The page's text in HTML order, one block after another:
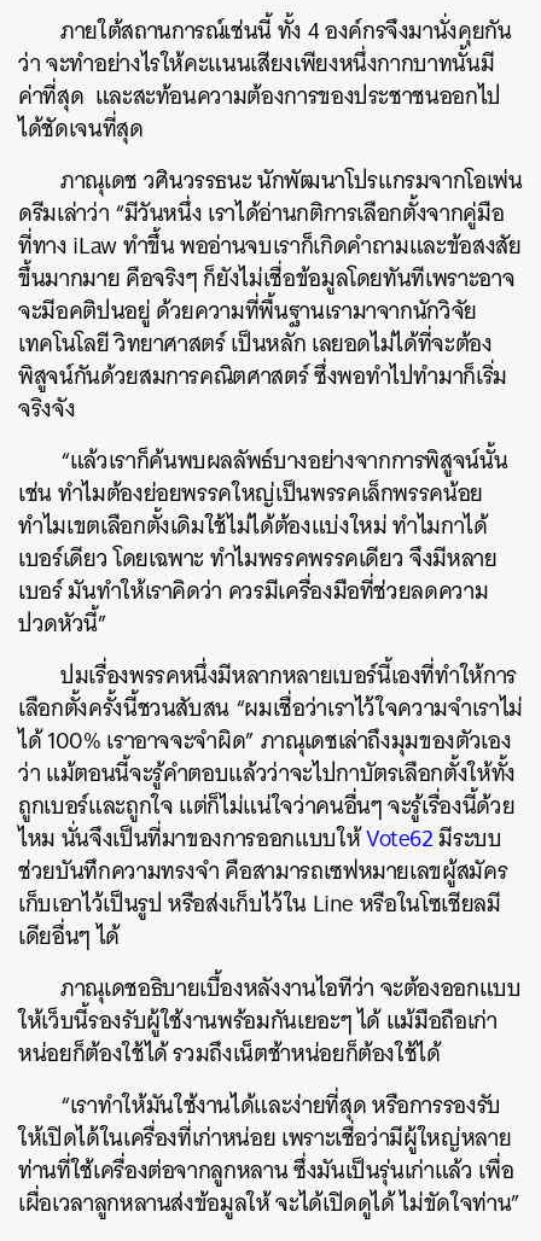
ภายใต้สถานการณ์เช่นนี้ ทั้ง 4 องค์กรจึงมานั่งคุยกัน
ว่า จะทำอย่างไรให้คะแนนเสียงเพียงหนึ่งกากบาทนั้นมี
ค่าที่สุด และสะท้อนความต้องการของประชาชนออกไป
ได้ชัดเจนที่สุด
ภาณุเดช วศินวรรธนะ นักพัฒนาโปรแกรมจากโอเพ่น
ดรีมเล่าว่า “มีวันหนึ่ง เราได้อ่านกติการเลือกตั้งจากคู่มือ
ที่ทาง iLaw ทำขึ้น พออ่านจบเราก็เกิดคำถามและข้อสงสัย
ขึ้นมากมาย คือจริงๆ ก็ยังไม่เชื่อข้อมูลโดยทันทีเพราะอาจ
จะมีอคติปนอยู่ ด้วยความที่พื้นฐานเรามาจากนักวิจัย
เทคโนโลยี วิทยาศาสตร์ เป็นหลัก เลยอดไม่ได้ที่จะต้อง
พิสูจน์กันด้วยสมการคณิตศาสตร์ ซึ่งพอทำไปทำมาก็เริ่ม
จริงจัง
“แล้วเราก็ค้นพบผลลัพธ์บางอย่างจากการพิสูจน์นั้น
เช่น ทำไมต้องย่อยพรรคใหญ่เป็นพรรคเล็กพรรคน้อย
ทำไมเขตเลือกตั้งเดิมใช้ไม่ได้ต้องแบ่งใหม่ ทำไมกาได้
เบอร์เดียว โดยเฉพาะ ทำไมพรรคพรรคเดียว จึงมีหลาย
เบอร์ มันทำให้เราคิดว่า ควรมีเครื่องมือที่ช่วยลดความ
ปวดหัวนี้”
ปมเรื่องพรรคหนึ่งมีหลากหลายเบอร์นี้เองที่ทำให้การ
เลือกตั้งครั้งนี้ชวนสับสน “ผมเชื่อว่าเราไว้ใจความจำเราไม่
ได้ 100% เราอาจจะจำผิด” ภาณุเดชเล่าถึงมุมของตัวเอง
ว่า แม้ตอนนี้จะรู้คำตอบแล้วว่าจะไปกาบัตรเลือกตั้งให้ทั้ง
ถูกเบอร์และถูกใจ แต่ก็ไม่แน่ใจว่าคนอื่นๆ จะรู้เรื่องนี้ด้วย
ไหม นั่นจึงเป็นที่มาของการออกแบบให้Vote62มีระบบ
ช่วยบันทึกความทรงจำ คือสามารถเซฟหมายเลขผู้สมัคร
เก็บเอาไว้เป็นรูป หรือส่งเก็บไว้ใน Line หรือในโซเชียลมี
เดียอื่นๆ ได้
ภาณุเดชอธิบายเบื้องหลังงานไอทีว่า จะต้องออกแบบ
ให้เว็บนี้รองรับผู้ใช้งานพร้อมกันเยอะๆ ได้ แม้มือถือเก่า
หน่อยก็ต้องใช้ได้ รวมถึงเน็ตช้าหน่อยก็ต้องใช้ได้
“เราทำให้มันใช้งานได้และง่ายที่สุด หรือการรองรับ
ให้เปิดได้ในเครื่องที่เก่าหน่อย เพราะเชื่อว่ามีผู้ใหญ่หลาย
ท่านที่ใช้เครื่องต่อจากลูกหลาน ซึ่งมันเป็นรุ่นเก่าแล้ว เพื่อ
เผื่อเวลาลูกหลานส่งข้อมูลให้ จะได้เปิดดูได้ ไม่ขัดใจท่าน”